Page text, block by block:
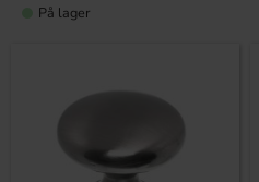
På lager